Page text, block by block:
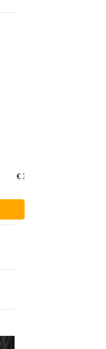
€ 383,80